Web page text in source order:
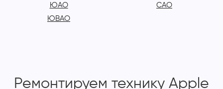
ЮАО
ЮВАО
САО
Ремонтируем технику Apple